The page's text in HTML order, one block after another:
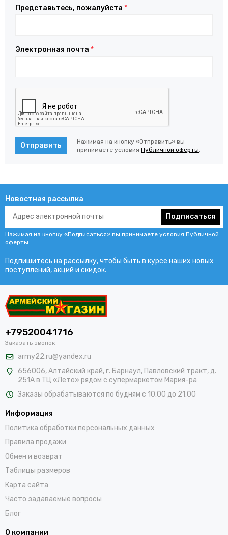
Представьтесь, пожалуйста *
Электронная почта *
Отправить
Нажимая на кнопку «Отправить» вы
принимаете условия Публичной оферты.
Новостная рассылка
Подписаться
Нажимая на кнопку «Подписаться» вы принимаете условия Публичной
оферты.
Подпишитесь на рассылку, чтобы быть в курсе наших новых
поступлений, акций и скидок.
+79520041716
Заказать звонок
army22.ru@yandex.ru
656006, Алтайский край,г. Барнаул, Павловский тракт, д.
251А в ТЦ «Лето» рядом с супермаркетом Мария-ра
Заказы обрабатываются по будням с 10.00 до 21.00
Информация
Политика обработки персональных данных
Правила продажи
Обмен и возврат
Таблицы размеров
Карта сайта
Часто задаваемые вопросы
Блог
О компании